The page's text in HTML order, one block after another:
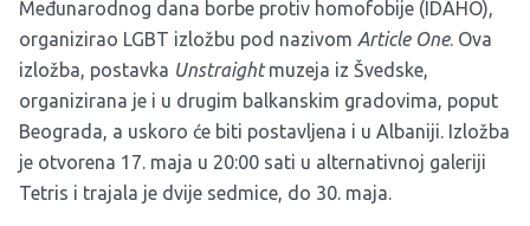
Međunarodnog dana borbe protiv homofobije (IDAHO),
organizirao LGBT izložbu pod nazivom Article One. Ova
izložba, postavka Unstraightmuzeja iz Švedske,
organizirana je i u drugim balkanskim gradovima, poput
Beograda, a uskoro će biti postavljena i u Albaniji. Izložba
je otvorena 17. maja u 20:00 sati u alternativnoj galeriji
Tetris i trajala je dvije sedmice, do 30. maja.